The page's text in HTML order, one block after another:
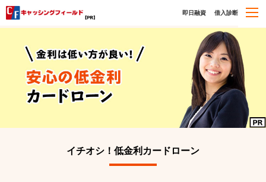
即日融資 借入診断
イチオシ！低金利カードローン